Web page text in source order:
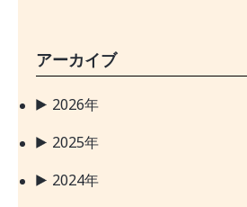
アーカイブ
2026年
2025年
2024年